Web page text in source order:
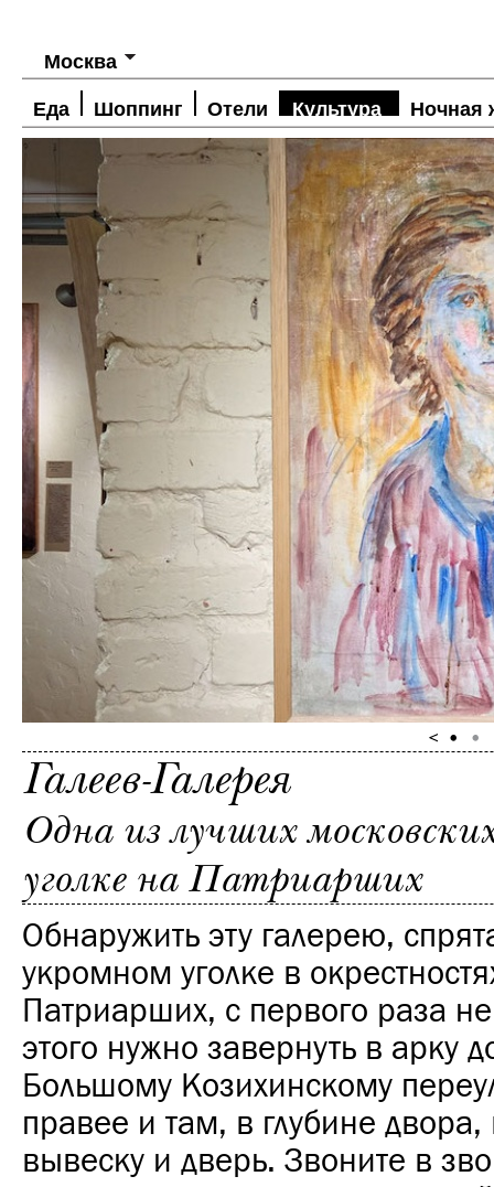
Москва
Еда Шоппинг Отели Культура Ночная
Галеев-Галерея
Одна из лучших
уголке на Патриарших
Обнаружить эту галерею,
укромном уголке в
Патриарших, с первого раза
этого нужно завернуть в арку
Большому Козихинскому
правее и там, в глубине
вывеску и дверь. Звоните в